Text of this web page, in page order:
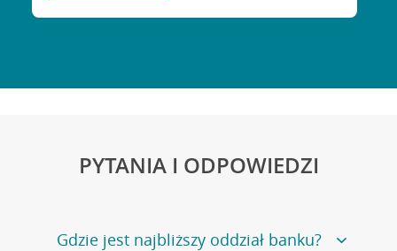
PYTANIA I ODPOWIEDZI
Gdzie jest najbliższy oddział banku?